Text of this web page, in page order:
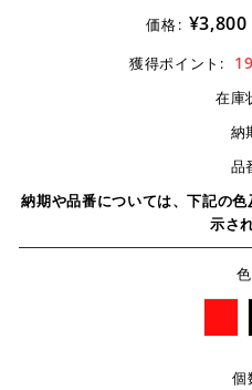
価格: ¥3,800
獲得ポイント:
在庫
納
品
納期や品番については、下記の
示さ
色
個